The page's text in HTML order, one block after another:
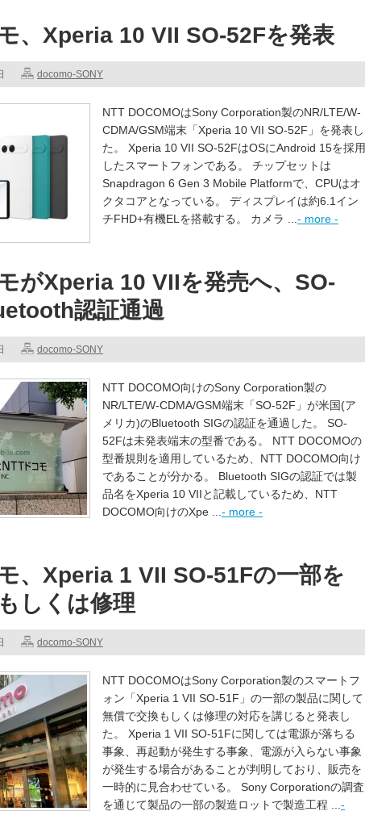
、Xperia 10 VII SO-52Fを発表
docomo-SONY
NTT DOCOMOはSony Corporation製のNR/LTE/W-
CDMA/GSM端末「Xperia 10 VII SO-52F」を発表し
た。 Xperia 10 VII SO-52FはOSにAndroid 15を採用
したスマートフォンである。 チップセットは
Snapdragon 6 Gen 3 Mobile Platformで、CPUはオ
クタコアとなっている。 ディスプレイは約6.1イン
チFHD+有機ELを搭載する。 カメラ ... - more -
がXperia 10 VIIを発売へ、SO-
認証通過
docomo-SONY
NTT DOCOMO向けのSony Corporation製の
NR/LTE/W-CDMA/GSM端末「SO-52F」が米国(ア
メリカ)のBluetooth SIGの認証を通過した。 SO-
52Fは未発表端末の型番である。 NTT DOCOMOの
型番規則を適用しているため、NTT DOCOMO向け
であることが分かる。 Bluetooth SIGの認証では製
品名をXperia 10 VIIと記載しているため、NTT
DOCOMO向けのXpe ... - more -
、Xperia 1 VII SO-51Fの一部を
しくは修理
docomo-SONY
NTT DOCOMOはSony Corporation製のスマートフ
ォン「Xperia 1 VII SO-51F」の一部の製品に関して
無償で交換もしくは修理の対応を講じると発表し
た。 Xperia 1 VII SO-51Fに関しては電源が落ちる
事象、再起動が発生する事象、電源が入らない事象
が発生する場合があることが判明しており、販売を
一時的に見合わせている。 Sony Corporationの調査
を通じて製品の一部の製造ロットで製造工程 ... -